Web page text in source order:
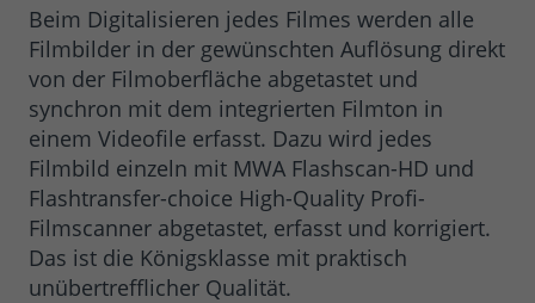
Beim Digitalisieren jedes Filmes werden alle
Filmbilder in der gewünschten Auflösung direkt
von der Filmoberfläche abgetastet und
synchron mit dem integrierten Filmton in
einem Videofile erfasst. Dazu wird jedes
Filmbild einzeln mit MWA Flashscan-HD und
Flashtransfer-choice High-Quality Profi-
Filmscanner abgetastet, erfasst und korrigiert.
Das ist die Königsklasse mit praktisch
unübertrefflicher Qualität.